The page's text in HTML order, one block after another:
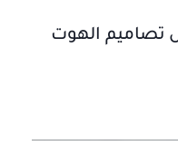
تصاميم الهوت